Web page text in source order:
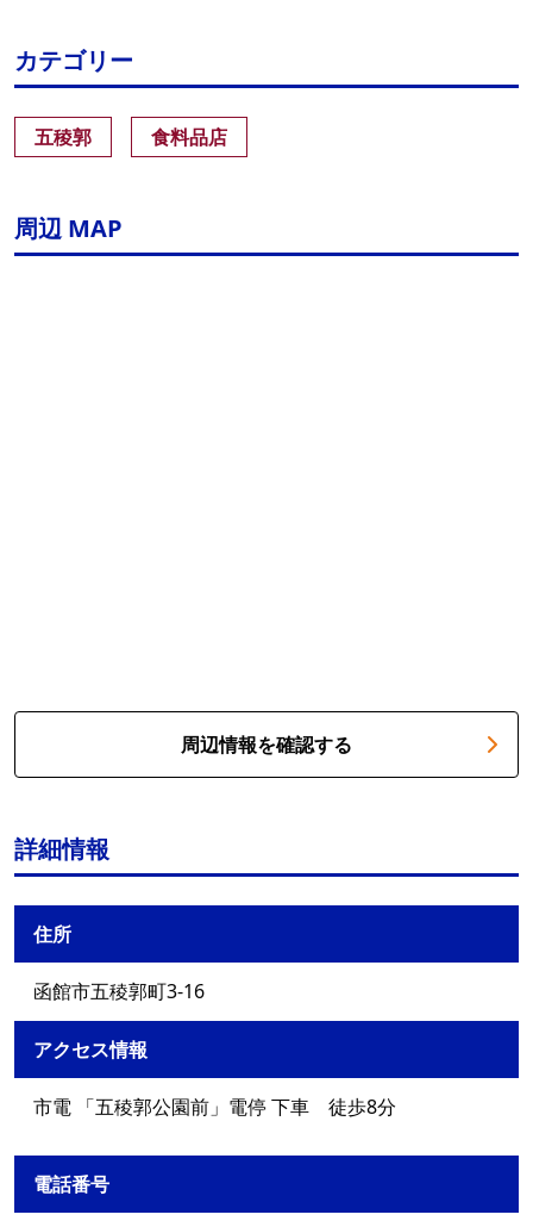
カテゴリー
五稜郭 食料品店
周辺 MAP
周辺情報を確認する
詳細情報
住所
函館市五稜郭町3-16
アクセス情報
市電 「五稜郭公園前」電停 下車 徒歩8分
電話番号